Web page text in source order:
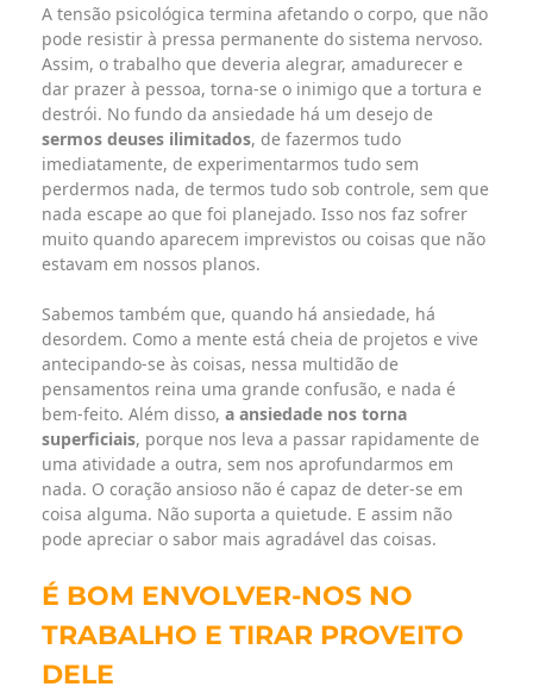
A tensão psicológica termina afetando o corpo, que não
pode resistir à pressa permanente do sistema nervoso.
Assim, o trabalho que deveria alegrar, amadurecer e
dar prazer à pessoa, torna-se o inimigo que a tortura e
destrói. No fundo da ansiedade há um desejo de
sermos deuses ilimitados, de fazermos tudo
imediatamente, de experimentarmos tudo sem
perdermos nada, de termos tudo sob controle, sem que
nada escape ao que foi planejado. Isso nos faz sofrer
muito quando aparecem imprevistos ou coisas que não
estavam em nossos planos.
Sabemos também que, quando há ansiedade, há
desordem. Como a mente está cheia de projetos e vive
antecipando-se às coisas, nessa multidão de
pensamentos reina uma grande confusão, e nada é
bem-feito. Além disso, a ansiedade nos torna
superficiais, porque nos leva a passar rapidamente de
uma atividade a outra, sem nos aprofundarmos em
nada. O coração ansioso não é capaz de deter-se em
coisa alguma. Não suporta a quietude. E assim não
pode apreciar o sabor mais agradável das coisas.
É BOM ENVOLVER-NOS NO
TRABALHO E TIRAR PROVEITO
DELE